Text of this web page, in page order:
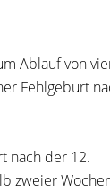
Ablauf von
Fehlgeburt
nach der 12.
zweier